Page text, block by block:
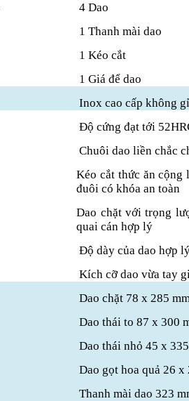
4 Dao
1 Thanh mài dao
1 Kéo cắt
1 Giá để dao
Inox cao cấp không
Độ cứng đạt tới
Chuôi dao liền chắc
Kéo cắt thức ăn
đuôi có khóa an toàn
Dao chặt với trọng
quai cán hợp lý
Độ dày của dao hợp
Kích cỡ dao vừa tay
Dao chặt 78 x 285
Dao thái to 87 x 300
Dao thái nhỏ 45 x
Dao gọt hoa quả 26 x
Thanh mài dao 323